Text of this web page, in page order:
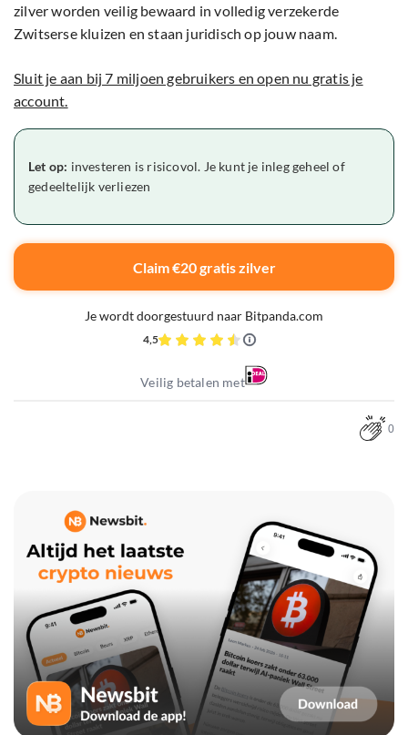
zilver worden veilig bewaard in volledig verzekerde
Zwitserse kluizen en staan juridisch op jouw naam.
Sluit je aan bij 7 miljoen gebruikers en open nu gratis je
account.
Let op: investeren is risicovol. Je kunt je inleg geheel of
gedeeltelijk verliezen
Claim €20 gratis zilver
Je wordt doorgestuurd naar Bitpanda.com
4,5
Veilig betalen met
0